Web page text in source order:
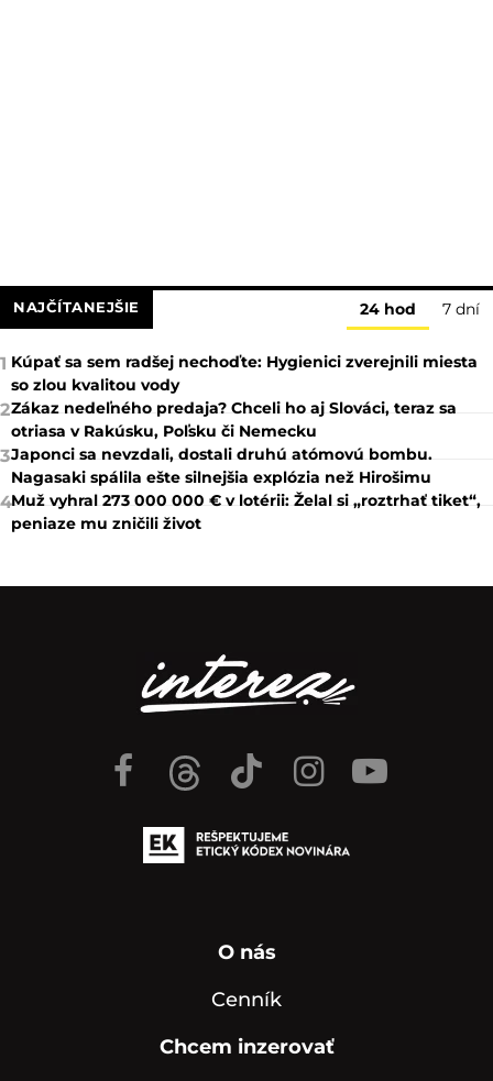
NAJČÍTANEJŠIE 24 hod 7 dní
1 Kúpať sa sem radšej nechoďte: Hygienici zverejnili miesta
so zlou kvalitou vody
2Zákaz nedeľného predaja? Chceli ho aj Slováci, teraz sa
otriasa v Rakúsku, Poľsku či Nemecku
3Japonci sa nevzdali, dostali druhú atómovú bombu.
Nagasaki spálila ešte silnejšia explózia než Hirošimu
4Muž vyhral 273 000 000 € v lotérii: Želal si „roztrhať tiket“,
peniaze mu zničili život
O nás
Cenník
Chcem inzerovať